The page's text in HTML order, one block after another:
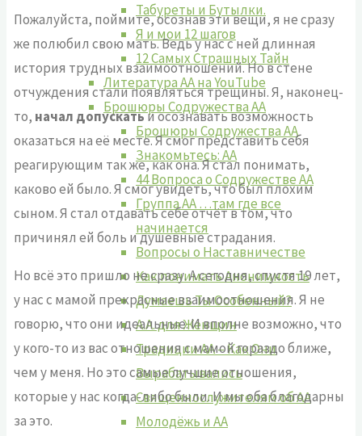
Табуреты и Бутылки.
Я и мои 12 шагов
12 Самых Страшных Тайн
Литература АА на YouTube
Брошюры Содружества АА
Брошюры Содружества АА
Знакомьтесь: АА
44 Вопроса о Содружестве АА
Группа АА …там где все
начинается
Вопросы о Наставничестве
Как понимать Анонимность
Думаешь Ты Особенный?
А.А. для Женщин
Традиции АА – Как Они
Вырабатывались
Священнослужителям об АА
Молодёжь и АА
Пожалуйста, поймите, осознав эти вещи, я не сразу
же полюбил свою мать. Ведь у нас с ней длинная
история трудных взаимоотношений. Но в стене
отчуждения стали появляться трещины. Я, наконец-
то, начал допускатьи осознавать возможность
оказаться на её месте. Я смог представить себя
реагирующим так же, как она. Я стал понимать,
каково ей было. Я смог увидеть, что был плохим
сыном. Я стал отдавать себе отчёт в том, что
причинял ей боль и душевные страдания.
Но всё это пришло не сразу. А сегодня, спустя 19 лет,
у нас с мамой прекрасные взаимоотношения. Я не
говорю, что они идеальные. И вполне возможно, что
у кого-то из вас отношения с мамой гораздо ближе,
чем у меня. Но это самые лучшие отношения,
которые у нас когда-либо были. И мы оба благодарны
за это.